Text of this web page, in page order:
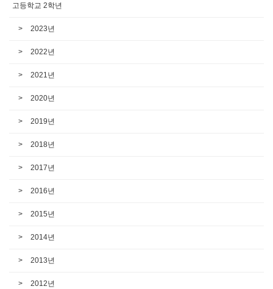
고등학교 2학년
2023년
2022년
2021년
2020년
2019년
2018년
2017년
2016년
2015년
2014년
2013년
2012년